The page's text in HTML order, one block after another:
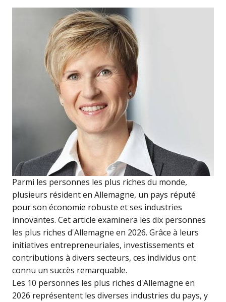
Parmi les personnes les plus riches du monde,
plusieurs résident en Allemagne, un pays réputé
pour son économie robuste et ses industries
innovantes. Cet article examinera les dix personnes
les plus riches d'Allemagne en 2026. Grâce à leurs
initiatives entrepreneuriales, investissements et
contributions à divers secteurs, ces individus ont
connu un succès remarquable.
Les 10 personnes les plus riches d'Allemagne en
2026 représentent les diverses industries du pays, y